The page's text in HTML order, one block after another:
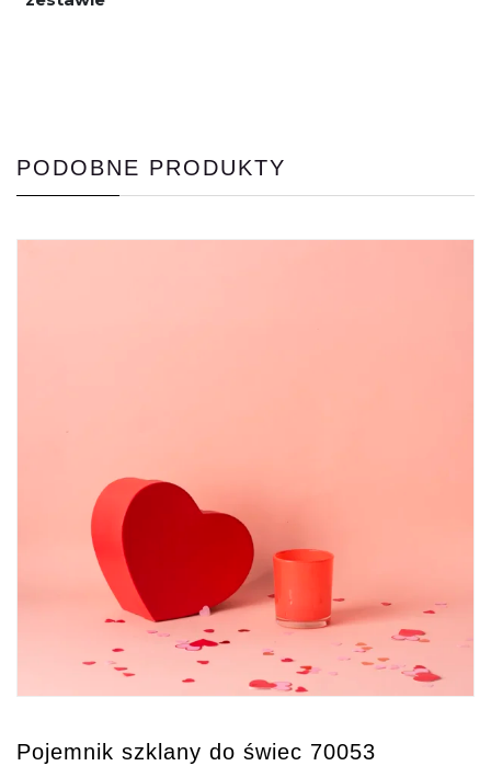
PODOBNE PRODUKTY
Pojemnik szklany do świec 70053